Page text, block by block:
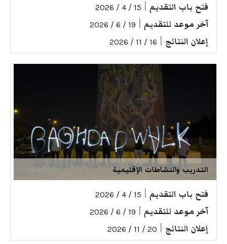
فتح باب التقديم 15 / 4 / 2026
آخر موعد للتقديم 19 / 6 / 2026
إعلان النتائج 16 / 11 / 2026
التدريب والنشاطات الإقليمية
فتح باب التقديم 15 / 4 / 2026
آخر موعد للتقديم 19 / 6 / 2026
إعلان النتائج 20 / 11 / 2026